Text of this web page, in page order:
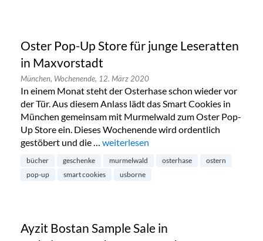
Oster Pop-Up Store für junge Leseratten
in Maxvorstadt
München, Wochenende, 12. März 2020
In einem Monat steht der Osterhase schon wieder vor
der Tür. Aus diesem Anlass lädt das Smart Cookies in
München gemeinsam mit Murmelwald zum Oster Pop-
Up Store ein. Dieses Wochenende wird ordentlich
gestöbert und die … „Oster Pop-Up Store für junge
weiterlesen
bücher geschenke murmelwald osterhase
ostern
pop-up
smart cookies usborne
Ayzit Bostan Sample Sale in